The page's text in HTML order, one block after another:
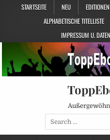
STARTSEITE NEU EDITIONEN
ALPHABETISCHE TITELLISTE
IMPRESSUM U.
Search
for: